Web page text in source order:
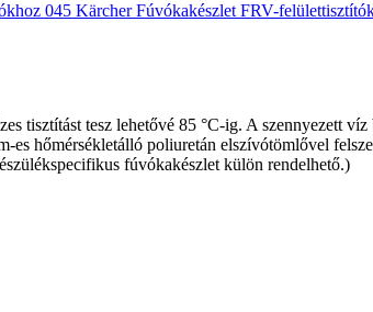
Kärcher Fúvókakészlet FRV-
tisztítást tesz lehetővé 85 °C-ig. A szennyezett
hőmérsékletálló poliuretán elszívótömlővel
fúvókakészlet külön rendelhető.)